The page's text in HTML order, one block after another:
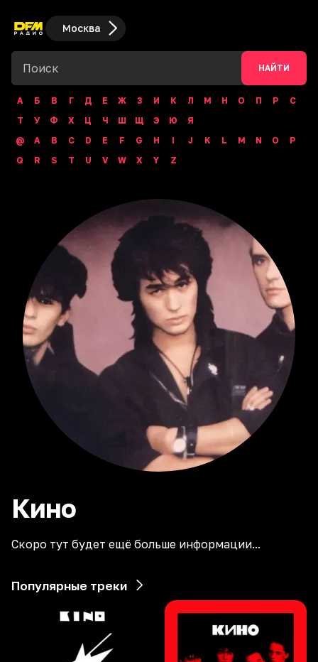
Москва
НАЙТИ
А Б В Г Д Е Ж З И К Л М Н О П Р
С
Т
У Ф Х Ц Ч Ш Щ Э Ю
Я
@
A B C D E F G H I J K L M N O
P
Q
R S T U V W X Y Z
Кино
Скоро тут будет ещё больше информации...
Популярные треки